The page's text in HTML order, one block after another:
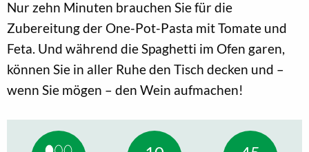
Nur zehn Minuten brauchen Sie für die
Zubereitung der One-Pot-Pasta mit Tomate und
Feta. Und während die Spaghetti im Ofen garen,
können Sie in aller Ruhe den Tisch decken und –
wenn Sie mögen – den Wein aufmachen!